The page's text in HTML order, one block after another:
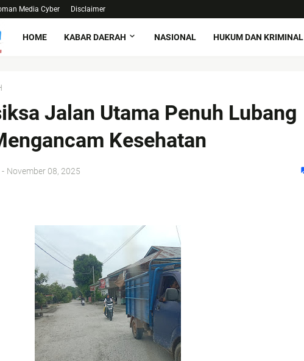
Media Cyber Disclaimer
HOME KABAR DAERAH NASIONAL HUKUM DAN KRIMINAL
Jalan Utama Penuh Lubang
Kesehatan
- November 08, 2025